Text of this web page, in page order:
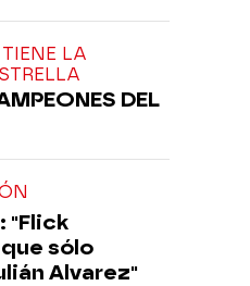
LA
DEL
"Flick
sólo
Alvarez"